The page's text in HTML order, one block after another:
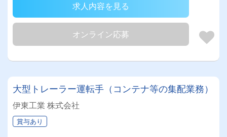
求人内容を見る
オンライン応募
大型トレーラー運転手（コンテナ等の集配業務）
伊東工業 株式会社
賞与あり